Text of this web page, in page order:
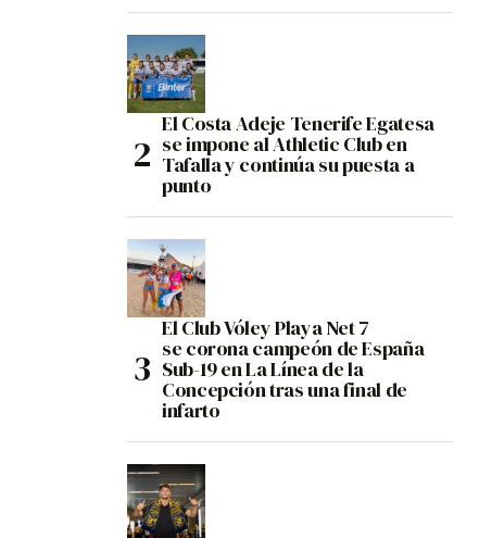
El Costa Adeje Tenerife Egatesa
se impone al Athletic Club en
Tafalla y continúa su puesta a
punto
El Club Vóley Playa Net 7
se corona campeón de España
Sub-19 en La Línea de la
Concepción tras una final de
infarto